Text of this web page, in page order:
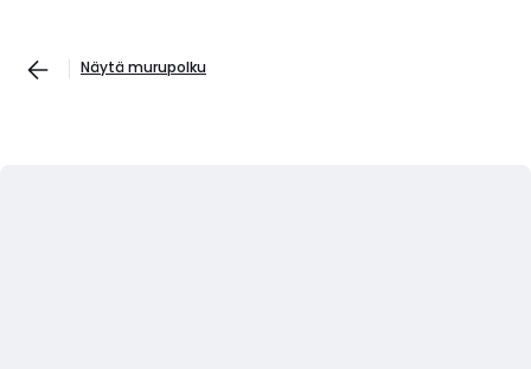
Näytä murupolku